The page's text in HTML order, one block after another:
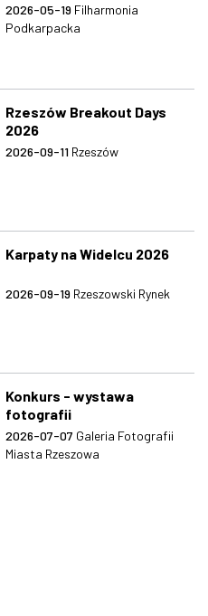
2026-05-19 Filharmonia
Podkarpacka
Rzeszów Breakout Days
2026
2026-09-11 Rzeszów
Karpaty na Widelcu 2026
2026-09-19 Rzeszowski Rynek
Konkurs - wystawa
fotografii
2026-07-07 Galeria Fotografii
Miasta Rzeszowa